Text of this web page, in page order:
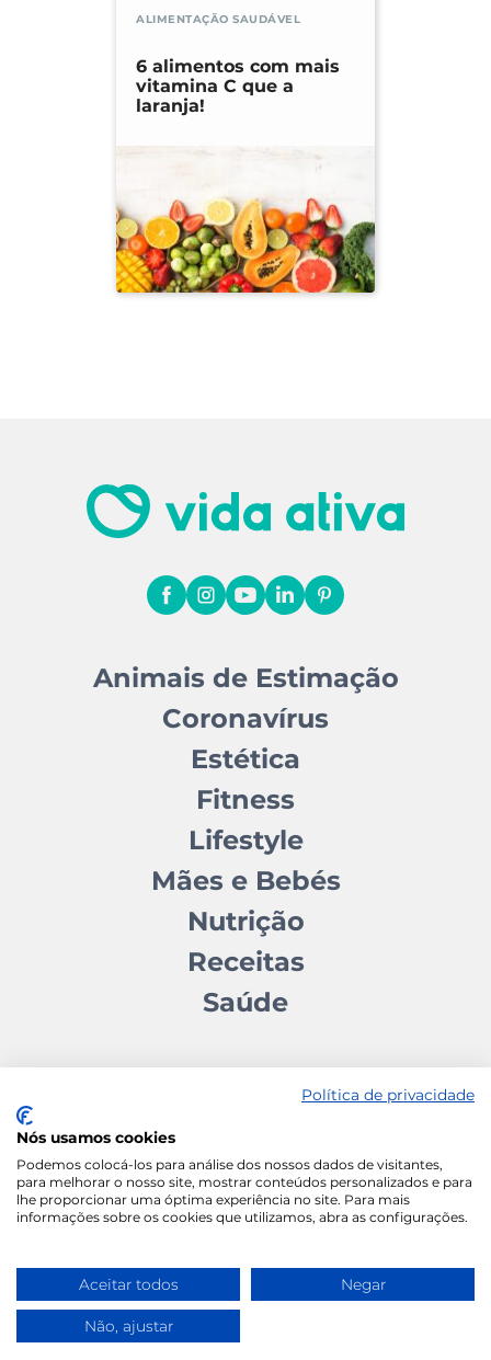
ALIMENTAÇÃO SAUDÁVEL
6 alimentos com mais
vitamina C que a
laranja!
Animais de Estimação
Coronavírus
Estética
Fitness
Lifestyle
Mães e Bebés
Nutrição
Receitas
Saúde
Contactos Quem somos Autores
Estatuto Editorial
Ficha Técnica
Manifesto
Política de Privacidade
Vida Ativa
Reserved
Política de privacidade
Nós usamos cookies
Podemos colocá-los para análise dos nossos dados de visitantes,
para melhorar o nosso site, mostrar conteúdos personalizados e para
lhe proporcionar uma óptima experiência no site. Para mais
informações sobre os cookies que utilizamos, abra as configurações.
Aceitar todos Negar
Não, ajustar